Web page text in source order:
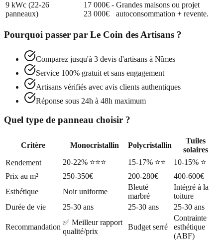
9 kWc (22-26
panneaux)
17 000€ -
23 000€
Grandes maisons ou projet
autoconsommation + revente.
Pourquoi passer par Le Coin des Artisans ?
Comparez jusqu'à 3 devis d'artisans à Nîmes
Service 100% gratuit et sans engagement
Artisans vérifiés avec avis clients authentiques
Réponse sous 24h à 48h maximum
Quel type de panneau choisir ?
Critère Monocristallin Polycristallin
Tuiles
solaires
Rendement
20-22% ⭐⭐⭐ 15-17% ⭐⭐
10-15% ⭐
Prix au m²
250-350€ 200-280€
400-600€
Esthétique
Noir uniforme
Bleuté
marbré
Intégré à la
toiture
Durée de vie
25-30 ans 25-30 ans 25-30 ans
Recommandation
✅ Meilleur rapport
qualité/prix
Budget serré
Contrainte
esthétique
(ABF)